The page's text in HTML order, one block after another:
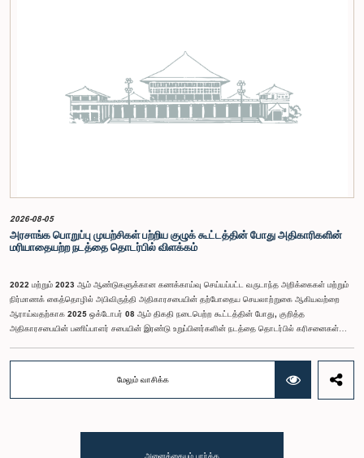
இச்செயலமர்வு தொடருக்கான அபிவிருத்தி பங்காளராக அனுசரணை வழங்கும் CII (Coalition for
Inclusive Impact) நிறுவனத்தின் பிரதிநிதிகளும் கலந்துகொண்டனர்.இந்த செயலமர்வில் பங்கேற்க
விரும்பும் கம்பஹா மாவட்டத்தைச் சேர்ந்த 18 – 35 வயதுக்குட்பட்ட இளைஞர், யுவதிகள் இங்கே
தரப்பட்டுள்ள https://forms.gle/aVp5UzhLbtPSmVap8 இணைப்பின் ஊடாக உரிய விண்ணப்பப்
படிவத்தை பூர்த்தி செய்து பதிவு செய்யுமாறு கேட்டுக்கொள்ளப்படுகின்றனர்.
2026-08-05
அரசாங்க பொறுப்பு முயற்சிகள் பற்றிய குழுக் கூட்டத்தின் போது அதிகாரிகளின்
மரியாதையற்ற நடத்தை தொடர்பில் விளக்கம்
2022 மற்றும் 2023 ஆம் ஆண்டுகளுக்கான கணக்காய்வு செய்யப்பட்ட வருடாந்த அறிக்கைகள் மற்றும்
நிர்மாணக் கைத்தொழில் அபிவிருத்தி அதிகாரசபையின் தற்போதைய செயலாற்றுகை ஆகியவற்றை
ஆராய்வதற்காக 2025 ஒக்டோபர் 08 ஆம் திகதி நடைபெற்ற கூட்டத்தின் போது, குறித்த
அதிகாரசபையின் பணிப்பாளர் சபையின் இரண்டு உறுப்பினர்களின் நடத்தை தொடர்பில் கரிசனைகள்
இக்கூட்டத்தில் கலந்துகொண்டார் என்பதைக் குழு அவதானித்தது. மேலும், தாபிக்கப்பட்ட பாராளுமன்ற
நடைமுறை மற்றும் ஒழுங்குமுறைகளுக்கு முரணான வகையில், தவிசாளரின் முன் அனுமதியைப்
தொடர்ந்து, அரசாங்க பொறுப்பு முயற்சிகள் பற்றிய குழுவின் கௌரவ தவிசாளரினால் எழுப்பப்பட்ட
மேலும் வாசிக்க
அனைத்தையும் பார்க்க